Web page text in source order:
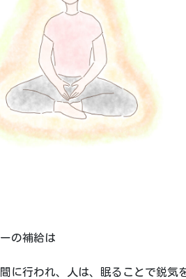
の補給は
に行われ、人は、眠ることで鋭気